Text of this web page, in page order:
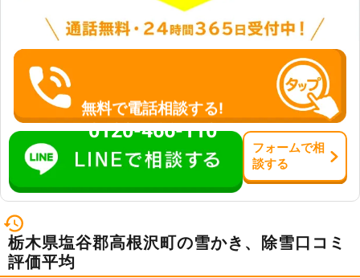
無料で電話相談する!
0120-466-110
フォームで相
談する
栃木県塩谷郡高根沢町の雪かき、除雪口コミ
評価平均